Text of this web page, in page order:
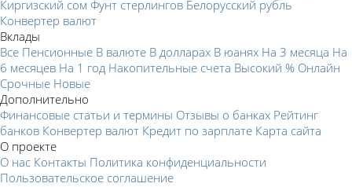
Киргизский сом Фунт стерлингов Белорусский рубль
Конвертер валют
Вклады
Все Пенсионные В валюте В долларах В юанях На 3 месяца На
6 месяцев На 1 год Накопительные счета Высокий % Онлайн
Срочные Новые
Дополнительно
Финансовые статьи и термины Отзывы о банках Рейтинг
банков Конвертер валют Кредит по зарплате Карта сайта
О проекте
О нас Контакты Политика конфиденциальности
Пользовательское соглашение